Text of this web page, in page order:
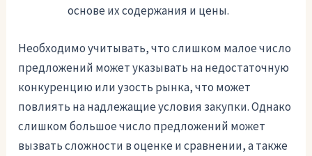
основе их содержания и цены.
Необходимо учитывать, что слишком малое число
предложений может указывать на недостаточную
конкуренцию или узость рынка, что может
повлиять на надлежащие условия закупки. Однако
слишком большое число предложений может
вызвать сложности в оценке и сравнении, а также